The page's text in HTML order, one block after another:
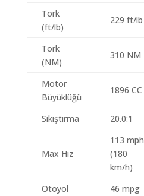
Tork
(ft/lb)
229 ft/lb
Tork
(NM)
310 NM
Motor
Büyüklüğü
1896 CC
Sıkıştırma 20.0:1
Max Hız
113 mph
(180
km/h)
Otoyol
46 mpg